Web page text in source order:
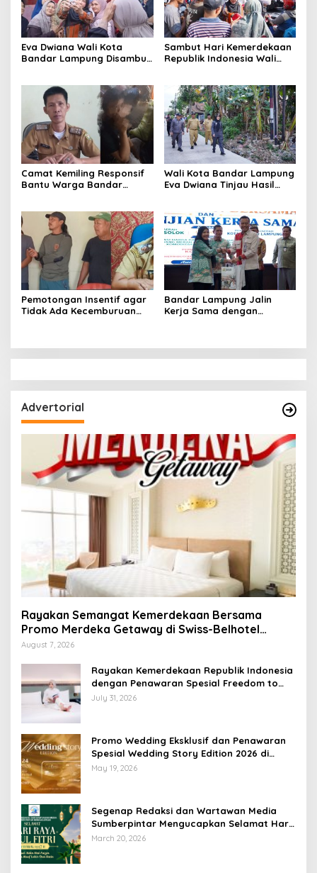
Eva Dwiana Wali Kota
Bandar Lampung Disambut
Way Kandis
Sambut Hari Kemerdekaan
Republik Indonesia Wali
Putih ke Warga
Camat Kemiling Responsif
Bantu Warga Bandar
Wali Kota Bandar Lampung
Eva Dwiana Tinjau Hasil
Pemotongan Insentif agar
Tidak Ada Kecemburuan
Bandar Lampung Jalin
Kerja Sama dengan
Advertorial
Rayakan Semangat Kemerdekaan Bersama
Promo Merdeka Getaway di Swiss-Belhotel
Lampung
August 7, 2026
Rayakan Kemerdekaan Republik Indonesia
dengan Penawaran Spesial Freedom to
Relax di Holiday Inn Lampung Bukit Randu
July 31, 2026
Promo Wedding Eksklusif dan Penawaran
Spesial Wedding Story Edition 2026 di
Swiss-Belhotel Lampung
May 19, 2026
Segenap Redaksi dan Wartawan Media
Sumberpintar Mengucapkan Selamat Hari
Raya Idul Fitri 1447 Hijriyah / 2026 M
March 20, 2026